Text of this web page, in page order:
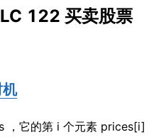
122 买卖股票
，它的第 i 个元素 prices[i]